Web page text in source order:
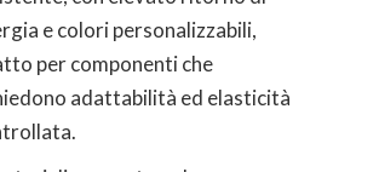
e colori personalizzabili,
per componenti che
adattabilità ed elasticità